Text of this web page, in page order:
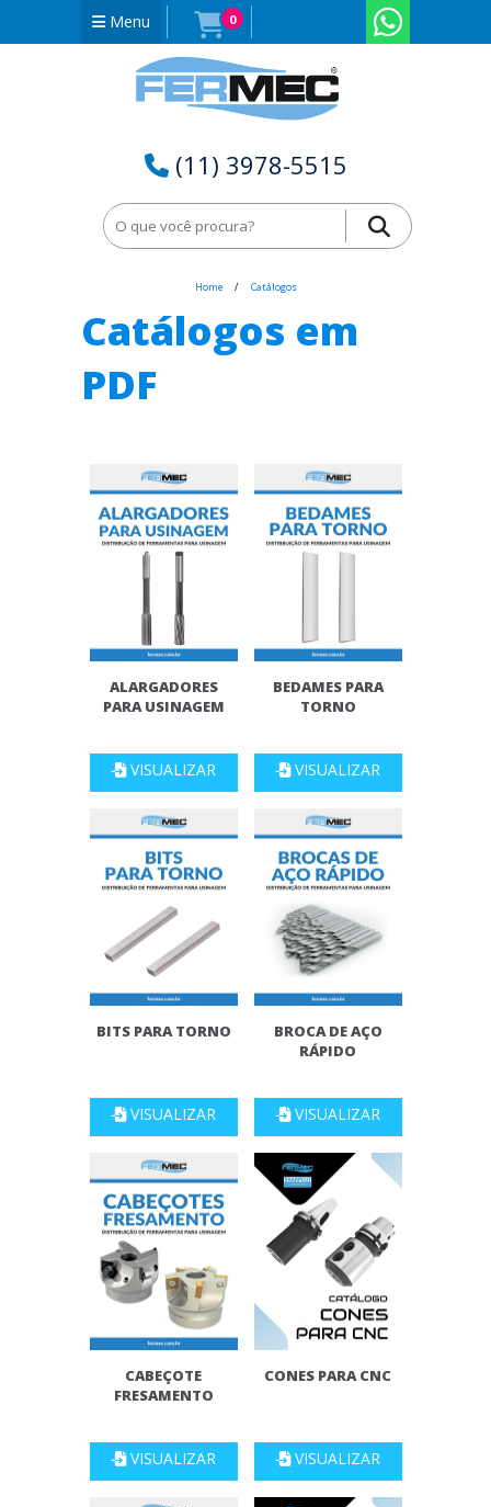
Menu 0
(11) 3978-5515
Home Catálogos
Catálogos em
PDF
ALARGADORES
PARA USINAGEM
VISUALIZAR
BEDAMES PARA
TORNO
VISUALIZAR
BITS PARA TORNO
VISUALIZAR
BROCA DE AÇO
RÁPIDO
VISUALIZAR
CABEÇOTE
FRESAMENTO
VISUALIZAR
CONES PARA CNC
VISUALIZAR